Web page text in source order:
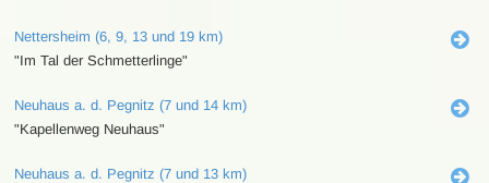
Nettersheim (6, 9, 13 und 19 km)
"Im Tal der Schmetterlinge"
Neuhaus a. d. Pegnitz (7 und 14 km)
"Kapellenweg Neuhaus"
Neuhaus a. d. Pegnitz (7 und 13 km)